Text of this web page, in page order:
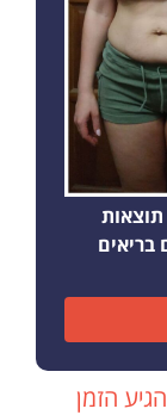
תוצאות
בריאים
הזמן